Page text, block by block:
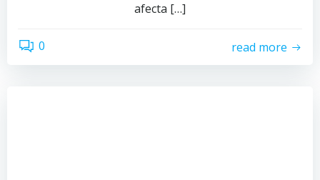
afecta […]
0 read more